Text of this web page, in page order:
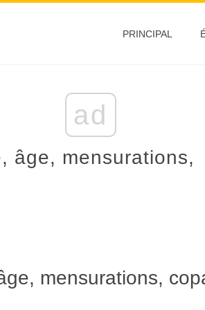
PRINCIPAL
ad
âge, mensurations,
mensurations,